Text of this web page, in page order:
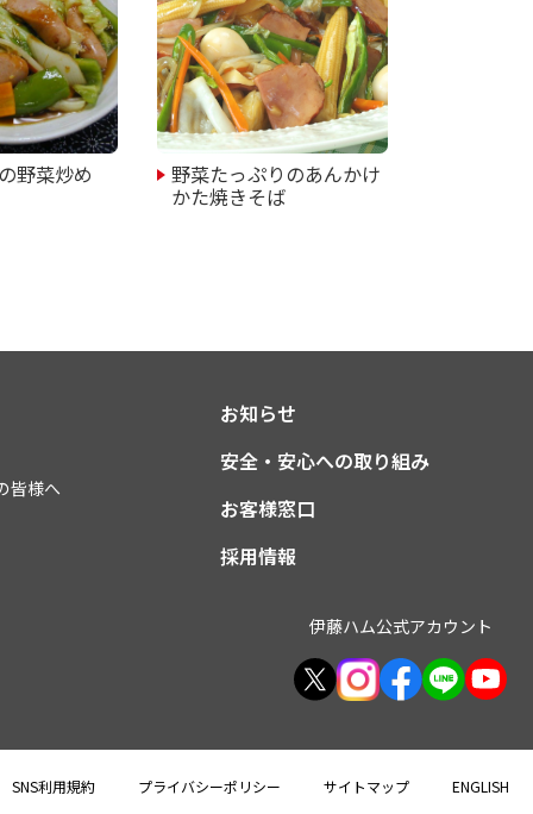
野菜炒め 野菜たっぷりのあんかけ
かた焼きそば
皆様へ
お知らせ
安全・安心への取り組み
お客様窓口
採用情報
伊藤ハム公式アカウント
SNS利用規約 プライバシーポリシー サイトマップ ENGLISH